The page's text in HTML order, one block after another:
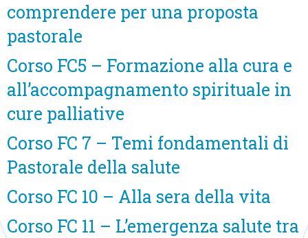
comprendere per una proposta
pastorale
Corso FC5 – Formazione alla cura e
all’accompagnamento spirituale in
cure palliative
Corso FC 7 – Temi fondamentali di
Pastorale della salute
Corso FC 10 – Alla sera della vita
Corso FC 11 – L’emergenza salute tra